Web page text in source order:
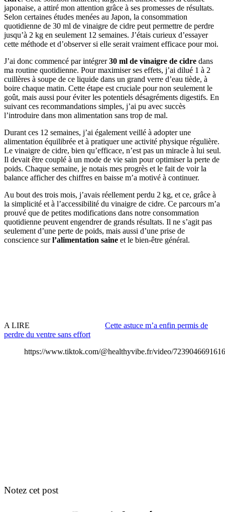
japonaise, a attiré mon attention grâce à ses promesses de résultats.
Selon certaines études menées au Japon, la consommation
quotidienne de 30 ml de vinaigre de cidre peut permettre de perdre
jusqu’à 2 kg en seulement 12 semaines. J’étais curieux d’essayer
cette méthode et d’observer si elle serait vraiment efficace pour moi.
J’ai donc commencé par intégrer30 ml de vinaigre de cidre dans
ma routine quotidienne. Pour maximiser ses effets, j’ai dilué 1 à 2
cuillères à soupe de ce liquide dans un grand verre d’eau tiède, à
boire chaque matin. Cette étape est cruciale pour non seulement le
goût, mais aussi pour éviter les potentiels désagréments digestifs. En
suivant ces recommandations simples, j’ai pu avec succès
l’introduire dans mon alimentation sans trop de mal.
Durant ces 12 semaines, j’ai également veillé à adopter une
alimentation équilibrée et à pratiquer une activité physique régulière.
Le vinaigre de cidre, bien qu’efficace, n’est pas un miracle à lui seul.
Il devait être couplé à un mode de vie sain pour optimiser la perte de
poids. Chaque semaine, je notais mes progrès et le fait de voir la
balance afficher des chiffres en baisse m’a motivé à continuer.
Au bout des trois mois, j’avais réellement perdu 2 kg, et ce, grâce à
la simplicité et à l’accessibilité du vinaigre de cidre. Ce parcours m’a
prouvé que de petites modifications dans notre consommation
quotidienne peuvent engendrer de grands résultats. Il ne s’agit pas
seulement d’une perte de poids, mais aussi d’une prise de
conscience surl’alimentation saine et le bien-être général.
A LIRE
Cette astuce m’a enfin permis de
perdre du ventre sans effort
https://www.tiktok.com/@healthyvibe.fr/video/
Notez cet post